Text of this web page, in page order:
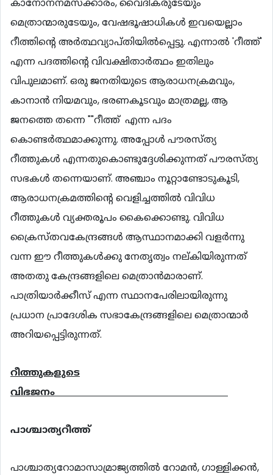
മെത്രാന്മാരുടേയും, വേഷഭൂഷാധികള്‍ ഇവയെല്ലാം
റീത്തിന്‍റെ അര്‍ത്ഥവ്യാപ്തിയില്‍പ്പെട്ടു. എന്നാല്‍ 'റീത്ത്'
എന്ന പദത്തിന്‍റെ വിവക്ഷിതാര്‍ത്ഥം ഇതിലും
വിപുലമാണ്. ഒരു ജനതിയുടെ ആരാധനക്രമവും,
കാനാന്‍ നിയമവും, ഭരണകൂടവും മാത്രമല്ല, ആ
ജനത്തെ തന്നെ ""റീത്ത് എന്ന പദം
കൊണ്ടര്‍ത്ഥമാക്കുന്നു. അപ്പോള്‍ പൗരസ്ത്യ
റീത്തുകള്‍ എന്നതുകൊണ്ടുദ്ദേശിക്കുന്നത് പൗരസ്ത്യ
സഭകള്‍ തന്നെയാണ്. അഞ്ചാം നൂറ്റാണ്ടോടുകൂടി,
ആരാധനക്രമത്തിന്‍റെ വെളിച്ചത്തില്‍ വിവിധ
റീത്തുകള്‍ വ്യക്തരൂപം കൈക്കൊണ്ടു. വിവിധ
ക്രൈസ്തവകേന്ദ്രങ്ങള്‍ ആസ്ഥാനമാക്കി വളര്‍ന്നു
വന്ന ഈ റീത്തുകള്‍ക്കു നേതൃത്വം നല്കിയിരുന്നത്
അതതു കേന്ദ്രങ്ങളിലെ മെത്രാന്‍മാരാണ്.
പാത്രിയാര്‍ക്കീസ് എന്ന സ്ഥാനപേരിലായിരുന്നു
പ്രധാന പ്രാദേശിക സഭാകേന്ദ്രങ്ങളിലെ മെത്രാന്മാര്‍
അറിയപ്പെട്ടിരുന്നത്.
റീത്തുകളുടെ
വിഭജനം
പാശ്ചാത്യറീത്ത്
പാശ്ചാത്യറോമാസാമ്രാജ്യത്തില്‍ റോമന്‍, ഗാള്ളിക്കന്‍,